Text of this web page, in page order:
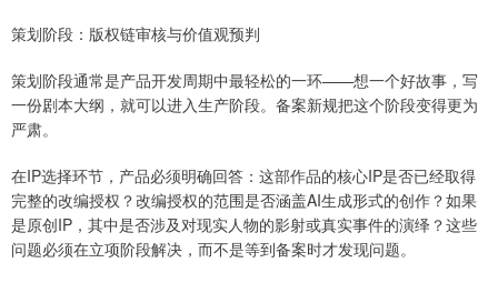
策划阶段：版权链审核与价值观预判
策划阶段通常是产品开发周期中最轻松的一环——想一个好故事，写
一份剧本大纲，就可以进入生产阶段。备案新规把这个阶段变得更为
严肃。
在IP选择环节，产品必须明确回答：这部作品的核心IP是否已经取得
完整的改编授权？改编授权的范围是否涵盖AI生成形式的创作？如果
是原创IP，其中是否涉及对现实人物的影射或真实事件的演绎？这些
问题必须在立项阶段解决，而不是等到备案时才发现问题。